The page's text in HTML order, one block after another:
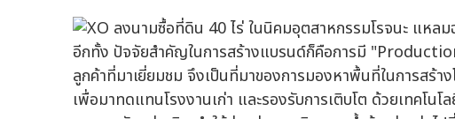
อีกทั้ง ปัจจัยสำคัญในการสร้างแบรนด์ก็คือการมี
ลูกค้าที่มาเยี่ยมชม จึงเป็นที่มาของการมองหาพื้นที่ในการสร้
เพื่อมาทดแทนโรงงานเก่า และรองรับการเติบโต ด้วยเทคโน